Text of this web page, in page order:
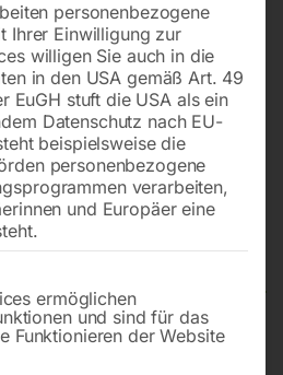
2 m
mm, Gewicht 8 kg (nur in
personenbezogene
Ihrer Einwilligung zur
willigen Sie auch in die
in den USA gemäß Art. 49
EuGH stuft die USA als ein
Datenschutz nach EU-
beispielsweise die
personenbezogene
verarbeiten,
und Europäer eine
Gruppen, für die eine
ermöglichen
und sind für das
Funktionieren der Website